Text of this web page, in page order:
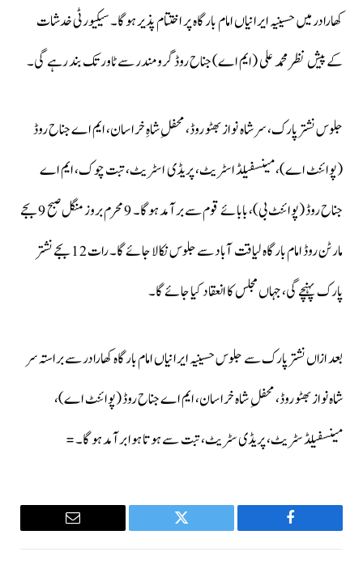
کھارادر میں حسینیہ ایرانیاں امام بارگاہ پر اختتام پذیر ہوگا۔ سیکیورٹی خدشات
کے پیش نظر محمد علی (ایم اے) جناح روڈ گرومندر سے ٹاور تک بند رہے گی۔
جلوس نشتر پارک، سر شاہ نواز بھٹو روڈ، محفلِ شاہِ خراسان، ایم اے جناح روڈ
(پوائنٹ اے)، مینسفیلڈ اسٹریٹ، پریڈی اسٹریٹ، تبت چوک، ایم اے
جناح روڈ (پوائنٹ بی)، بابائے قوم سے برآمد ہوگا۔ 9 محرم بروز منگل صبح 9 بجے
مارٹن روڈ امام بارگاہ لیاقت آباد سے جلوس نکالا جائے گا۔ رات 12 بجے نشتر
پارک پہنچے گی، جہاں مجلس کا انعقاد کیا جائے گا۔
بعد ازاں نشتر پارک سے جلوس حسینیہ ایرانیاں امام بارگاہ کھارادر سے براستہ سر
شاہ نواز بھٹو روڈ، محفلِ شاہ خراسان، ایم اے جناح روڈ (پوائنٹ اے)،
مینسفیلڈ سٹریٹ، پریڈی سٹریٹ، تبت سے ہوتا ہوا برآمد ہو گا۔ =
Facebook
Twitter
Email